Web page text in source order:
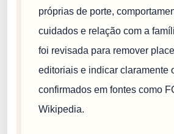
próprias de porte,
cuidados e relação com a
foi revisada para remover
editoriais e indicar claramente
confirmados em fontes como
Wikipedia.